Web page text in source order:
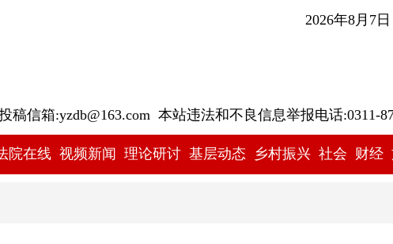
2026年8月7
稿信箱:yzdb@163.com 本站违法和不良信息举报电话:0311-
院在线 视频新闻 理论研讨 基层动态 乡村振兴 社会 财经